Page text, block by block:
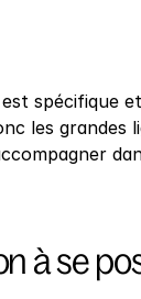
spécifique
les grandes
à se